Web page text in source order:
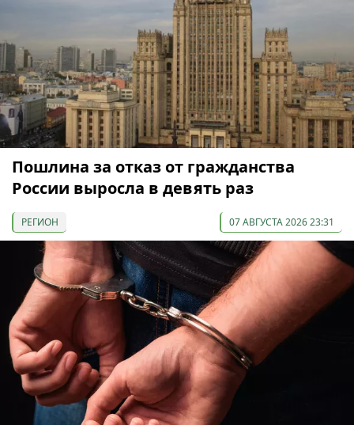
Пошлина за отказ от гражданства
России выросла в девять раз
РЕГИОН 07 АВГУСТА 2026 23:31